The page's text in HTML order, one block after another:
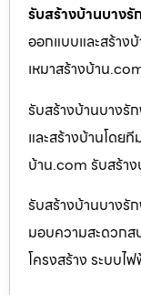
รับสร้างบ้านบาง
ออกแบบและสร้าง
เหมาสร้างบ้าน
รับสร้างบ้านบาง
และสร้างบ้านโดย
บ้าน.com รับสร้า
รับสร้างบ้านบางรั
มอบความสะดวกส
โครงสร้าง ระบบไ